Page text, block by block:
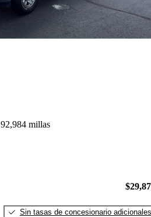
92,984 millas
Sin tasas de concesionario adicionales